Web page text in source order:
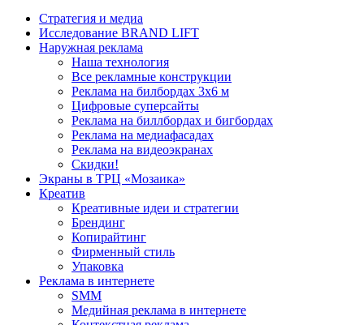
Стратегия и медиа
Исследование BRAND LIFT
Наружная реклама
Наша технология
Все рекламные конструкции
Реклама на билбордах 3х6 м
Цифровые суперсайты
Реклама на биллбордах и бигбордах
Реклама на медиафасадах
Реклама на видеоэкранах
Скидки!
Экраны в ТРЦ «Мозаика»
Креатив
Креативные идеи и стратегии
Брендинг
Копирайтинг
Фирменный стиль
Упаковка
Реклама в интернете
SMM
Медийная реклама в интернете